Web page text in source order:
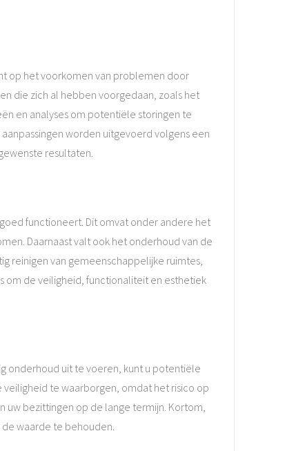
op het voorkomen van problemen door
die zich al hebben voorgedaan, zoals het
en analyses om potentiële storingen te
worden uitgevoerd volgens een
resultaten.
functioneert. Dit omvat onder andere het
Daarnaast valt ook het onderhoud van de
reinigen van gemeenschappelijke ruimtes,
om de veiligheid, functionaliteit en esthetiek
onderhoud uit te voeren, kunt u potentiële
te waarborgen, omdat het risico op
uw bezittingen op de lange termijn. Kortom,
waarde te behouden.